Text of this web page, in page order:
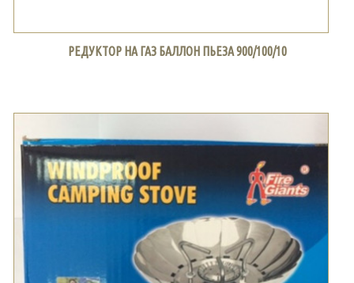
РЕДУКТОР НА ГАЗ БАЛЛОН ПЬЕЗА 900/100/10